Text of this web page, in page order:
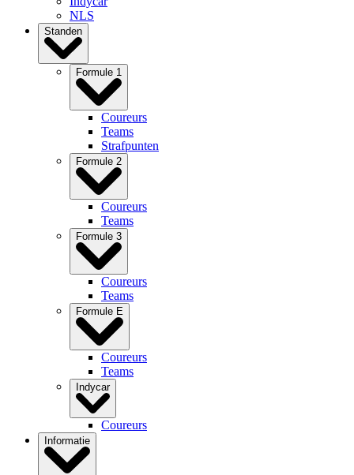
NLS
Standen
Formule 1
Coureurs
Teams
Strafpunten
Formule 2
Coureurs
Teams
Formule 3
Coureurs
Teams
Formule E
Coureurs
Teams
Indycar
Coureurs
Informatie